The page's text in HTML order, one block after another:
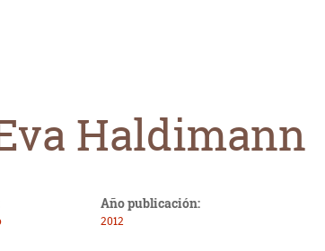
Haldimann
Año publicación:
2012